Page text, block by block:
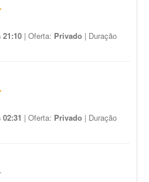
21:10 | Oferta: Privado | Duração
| Oferta: Privado | Duração